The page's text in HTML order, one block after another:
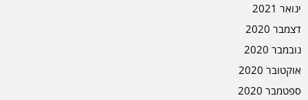
ינואר 2021
דצמבר 2020
נובמבר 2020
אוקטובר 2020
ספטמבר 2020